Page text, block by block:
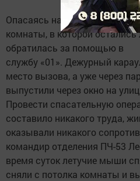
Опасаясь нападения,
комнаты, в которой
обратилась за помощью в
службу «01». Дежурный
место вызова, а уже через
выпустили через окно на
Провести спасательную
составило никакого труда,
оказывали никакого
командир отделения ПЧ-53
время суток летучие мыши
сняли с потолка комнаты и